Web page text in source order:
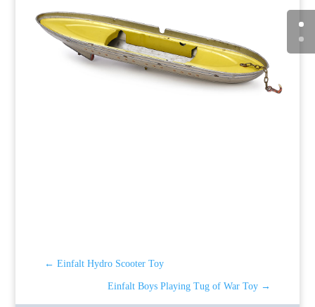
← Einfalt Hydro Scooter Toy
Einfalt Boys Playing Tug of War Toy →